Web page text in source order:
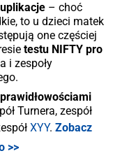
– choć
to u dzieci matek
one częściej
testu NIFTY pro
i zespoły
Turnera, zespół
XYY. Zobacz
>>